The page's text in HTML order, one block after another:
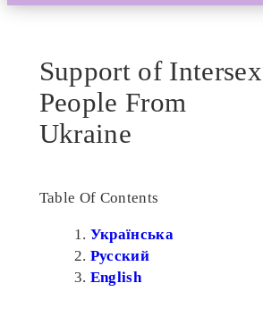
Support of Intersex
People From
Ukraine
Table Of Contents
Українська
Русский
English